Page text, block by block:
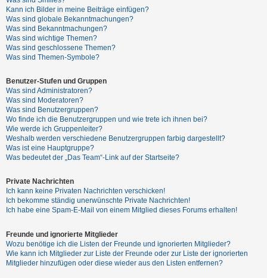
t
e
t
e
T
h
e
m
e
n
k
t
i
v
e
T
Kann ich Bilder in meine Beiträge einfügen?
Was sind globale Bekanntmachungen?
Was sind Bekanntmachungen?
Was sind wichtige Themen?
Was sind geschlossene Themen?
Was sind Themen-Symbole?
Benutzer-Stufen und Gruppen
Was sind Administratoren?
Was sind Moderatoren?
Was sind Benutzergruppen?
Wo finde ich die Benutzergruppen und wie trete ich ihnen bei?
Wie werde ich Gruppenleiter?
Weshalb werden verschiedene Benutzergruppen farbig dargestellt?
Was ist eine Hauptgruppe?
Was bedeutet der „Das Team“-Link auf der Startseite?
Private Nachrichten
Ich kann keine Privaten Nachrichten verschicken!
Ich bekomme ständig unerwünschte Private Nachrichten!
Ich habe eine Spam-E-Mail von einem Mitglied dieses Forums erhalten!
Freunde und ignorierte Mitglieder
Wozu benötige ich die Listen der Freunde und ignorierten Mitglieder?
Wie kann ich Mitglieder zur Liste der Freunde oder zur Liste der ignorierten
Mitglieder hinzufügen oder diese wieder aus den Listen entfernen?